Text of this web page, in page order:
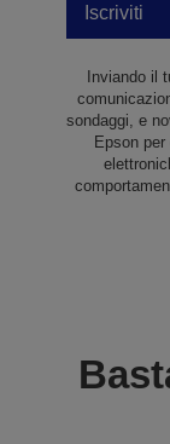
Iscriviti
Inviando il
sondaggi, e
Epson